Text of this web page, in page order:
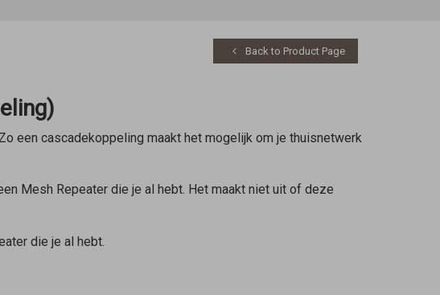
Back to Product Page
een cascadekoppeling maakt het mogelijk om je thuisnetwerk
Mesh Repeaterdie je al hebt. Het maakt niet uit of deze
die je al hebt.